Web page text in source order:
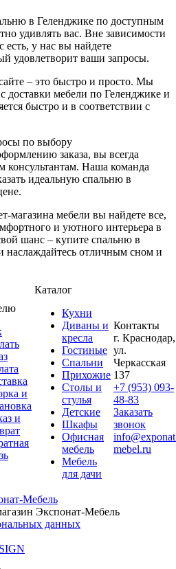
в Геленджике по доступным
удивлять вас. Вне зависимости
есть, у нас вы найдете
удовлетворит ваши запросы.
– это быстро и просто. Мы
доставки мебели по Геленджике и
быстро и в соответствии с
по выбору
заказа, вы всегда
консультантам. Наша команда
идеальную спальню в
магазина мебели вы найдете все,
и уютного интерьера в
шанс – купите спальню в
наслаждайтесь отличным сном и
и
и
Каталог
Кухни
Диваны и
кресла
Гостиные
Спальни
Прихожие
Столы и
стулья
Детские
Шкафы
Офисная
мебель
Мебель
для дачи
Контакты
г. Краснодар,
ул.
Черкасская
137
+7 (953) 093-
48-83
Заказать
звонок
mebel.ru
Экспонат-Мебель
данных